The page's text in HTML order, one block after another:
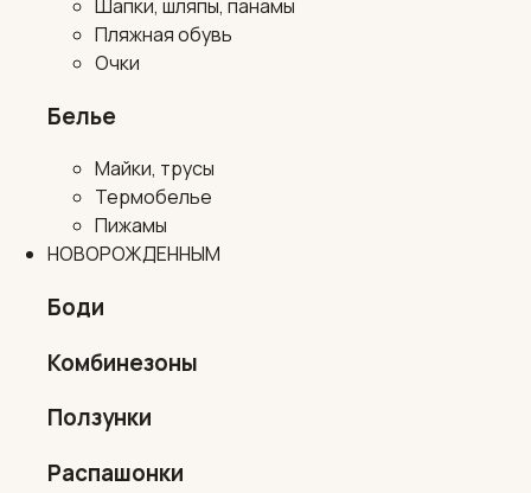
Шапки, шляпы, панамы
Пляжная обувь
Очки
Белье
Майки, трусы
Термобелье
Пижамы
НОВОРОЖДЕННЫМ
Боди
Комбинезоны
Ползунки
Распашонки